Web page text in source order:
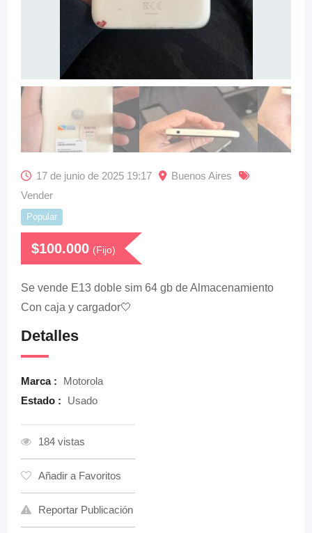
17 de junio de 2025 19:17
Buenos Aires
Vender
Popular
$100.000 (Fijo)
Se vende E13 doble sim 64 gb de Almacenamiento
Con caja y cargador🤍
Detalles
Marca :
Motorola
Estado :
Usado
184 vistas
Añadir a Favoritos
Reportar Publicación